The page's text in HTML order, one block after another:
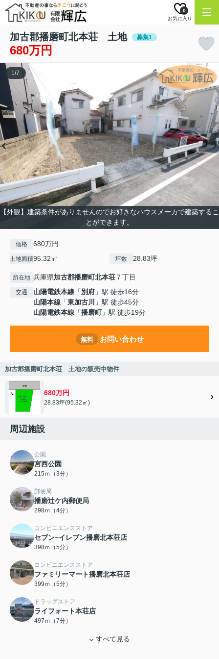
お気に入り
0
加古郡播磨町北本荘 土地 募集1
680万円
【外観】建築条件がありませんのでお好きなハウスメーカで建築するこ
とができます。
1/7
価格 680万円
土地面積95.32㎡ 坪数 28.83坪
所在地 兵庫県加古郡播磨町北本荘 ７丁目
交通 山陽電鉄本線 「別府 」駅 徒歩16分
山陽本線 「東加古川
」駅 徒歩45分
山陽電鉄本線 「播磨町」駅 徒歩19分
無料 お問い合わせ
加古郡播磨町北本荘 土地の販売中物件
680万円
28.83坪(95.32㎡)
周辺施設
公園
宮西公園
215ｍ（3分）
郵便局
播磨辻ケ内郵便局
298ｍ（4分）
コンビニエンスストア
セブン−イレブン播磨北本荘店
398ｍ（5分）
コンビニエンスストア
ファミリーマート播磨北本荘店
399ｍ（5分）
ドラッグストア
ライフォート本荘店
497ｍ（7分）
すべて見る